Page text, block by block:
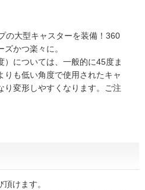
の大型キャスターを装備！360
かつ楽々に。
については、一般的に45度ま
りも低い角度で使用されたキャ
り変形しやすくなります。ご注
けます。